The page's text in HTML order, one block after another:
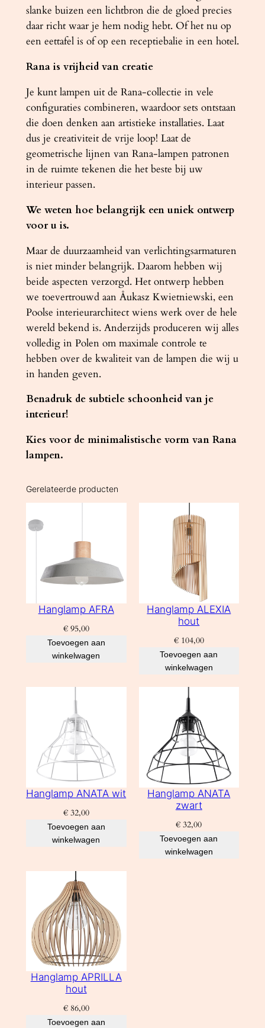
slanke buizen een lichtbron die de gloed precies
daar richt waar je hem nodig hebt. Of het nu op
een eettafel is of op een receptiebalie in een hotel.
Rana is vrijheid van creatie
Je kunt lampen uit de Rana-collectie in vele
configuraties combineren, waardoor sets ontstaan ​​
die doen denken aan artistieke installaties. Laat
dus je creativiteit de vrije loop! Laat de
geometrische lijnen van Rana-lampen patronen
in de ruimte tekenen die het beste bij uw
interieur passen.
We weten hoe belangrijk een uniek ontwerp
voor u is.
Maar de duurzaamheid van verlichtingsarmaturen
is niet minder belangrijk. Daarom hebben wij
beide aspecten verzorgd. Het ontwerp hebben
we toevertrouwd aan Åukasz Kwietniewski, een
Poolse interieurarchitect wiens werk over de hele
wereld bekend is. Anderzijds produceren wij alles
volledig in Polen om maximale controle te
hebben over de kwaliteit van de lampen die wij u
in handen geven.
Benadruk de subtiele schoonheid van je
interieur!
Kies voor de minimalistische vorm van Rana
lampen.
Gerelateerde producten
Hanglamp AFRA
€95,00
Toevoegen aan
winkelwagen
Hanglamp ALEXIA
hout
€104,00
Toevoegen aan
winkelwagen
Hanglamp ANATA wit
€32,00
Toevoegen aan
winkelwagen
Hanglamp ANATA
zwart
€ 32,00
Toevoegen aan
winkelwagen
Hanglamp APRILLA
hout
€86,00
Toevoegen aan